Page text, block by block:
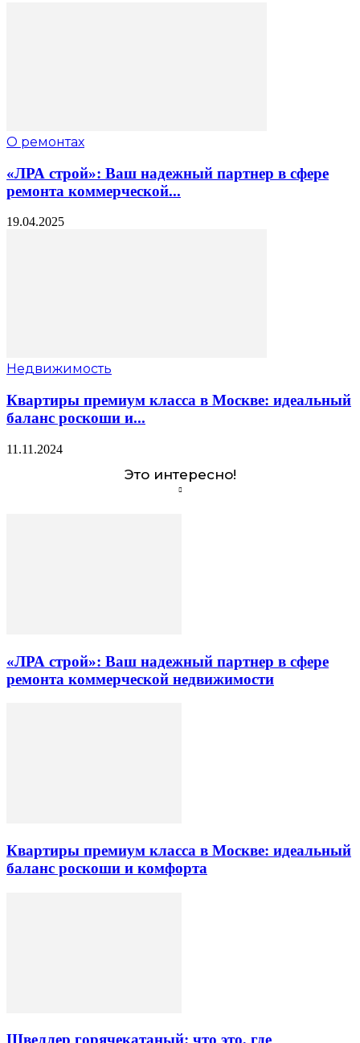
О ремонтах
«ЛРА строй»: Ваш надежный партнер в сфере
ремонта коммерческой...
19.04.2025
Недвижимость
Квартиры премиум класса в Москве: идеальный
баланс роскоши и...
11.11.2024
Это интересно!
«ЛРА строй»: Ваш надежный партнер в сфере
ремонта коммерческой недвижимости
Квартиры премиум класса в Москве: идеальный
баланс роскоши и комфорта